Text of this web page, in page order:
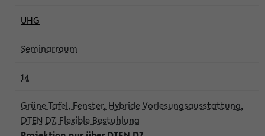
UHG
Seminarraum
14
Grüne Tafel, Fenster, Hybride Vorlesungsausstattung,
DTEN D7, Flexible Bestuhlung